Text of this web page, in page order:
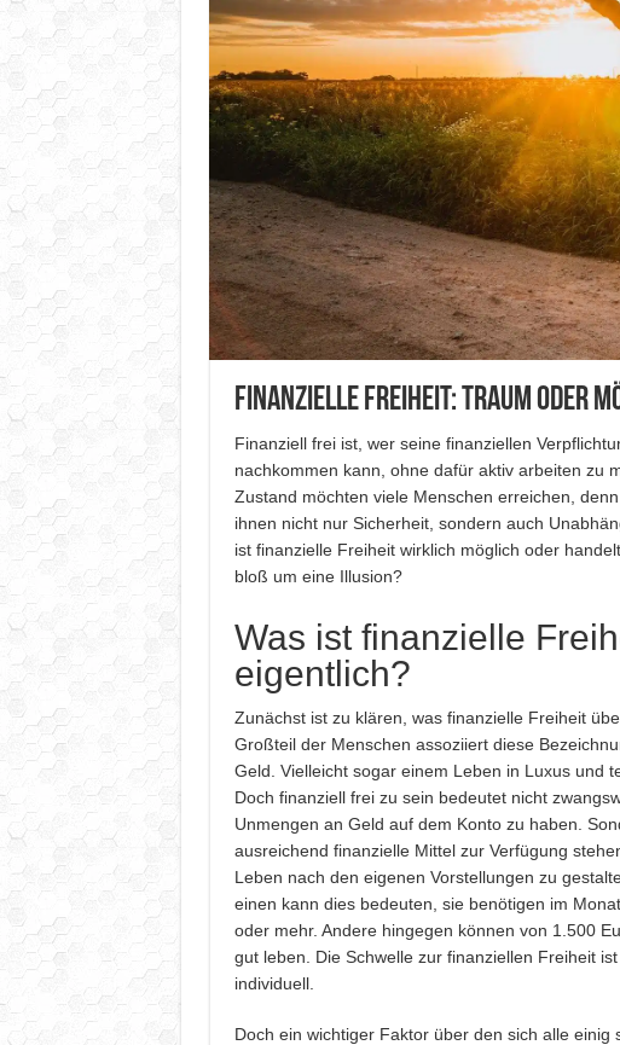
Finanzielle Freiheit: Traum oder
Finanziell frei ist, wer seine finanziellen
nachkommen kann, ohne dafür aktiv arbeiten zu
Zustand möchten viele Menschen erreichen,
ihnen nicht nur Sicherheit, sondern auch
ist finanzielle Freiheit wirklich möglich oder
bloß um eine Illusion?
Was ist finanzielle
eigentlich?
Zunächst ist zu klären, was finanzielle Freiheit
Großteil der Menschen assoziiert diese
Geld. Vielleicht sogar einem Leben in Luxus und
Doch finanziell frei zu sein bedeutet nicht
Unmengen an Geld auf dem Konto zu haben.
ausreichend finanzielle Mittel zur Verfügung
Leben nach den eigenen Vorstellungen zu
einen kann dies bedeuten, sie benötigen im
oder mehr. Andere hingegen können von 1.500
gut leben. Die Schwelle zur finanziellen Freiheit
individuell.
Doch ein wichtiger Faktor über den sich alle einig